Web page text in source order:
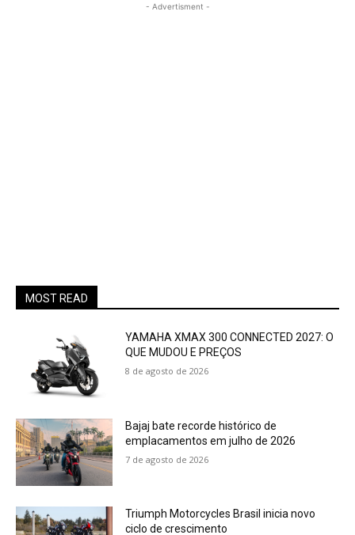
- Advertisment -
MOST READ
YAMAHA XMAX 300 CONNECTED 2027: O
QUE MUDOU E PREÇOS
8 de agosto de 2026
Bajaj bate recorde histórico de
emplacamentos em julho de 2026
7 de agosto de 2026
Triumph Motorcycles Brasil inicia novo
ciclo de crescimento